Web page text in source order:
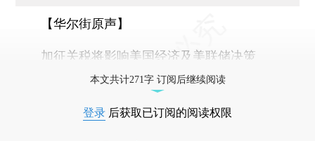
【华尔街原声】
加征关税将影响美国经济及美联储决策
本文共计271字 订阅后继续阅读
登录 后获取已订阅的阅读权限